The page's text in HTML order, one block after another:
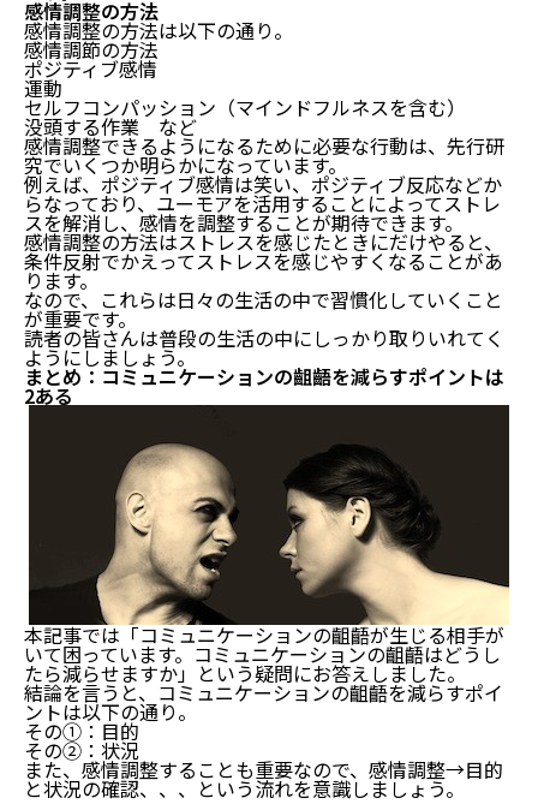
感情調整の方法
感情調整の方法は以下の通り。
感情調節の方法
ポジティブ感情
運動
セルフコンパッション（マインドフルネスを含む）
没頭する作業 など
感情調整できるようになるために必要な行動は、先行研
究でいくつか明らかになっています。
例えば、ポジティブ感情は笑い、ポジティブ反応などか
らなっており、ユーモアを活用することによってストレ
スを解消し、感情を調整することが期待できます。
感情調整の方法はストレスを感じたときにだけやると、
条件反射でかえってストレスを感じやすくなることがあ
ります。
なので、これらは日々の生活の中で習慣化していくこと
が重要です。
読者の皆さんは普段の生活の中にしっかり取りいれてく
ようにしましょう。
まとめ：コミュニケーションの齟齬を減らすポイントは
2ある
本記事では「コミュニケーションの齟齬が生じる相手が
いて困っています。コミュニケーションの齟齬はどうし
たら減らせますか」という疑問にお答えしました。
結論を言うと、コミュニケーションの齟齬を減らすポイ
ントは以下の通り。
その①：目的
その②：状況
また、感情調整することも重要なので、感情調整→目的
と状況の確認、、、という流れを意識しましょう。
コミュニケーションの齟齬を減らすには感情調整も重
要です
結論：感情調整も重要
感情調整の方法
まとめ：コミュニケーションの齟齬を減らすポイント
は2ある